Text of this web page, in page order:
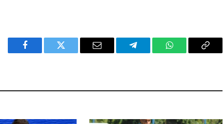
Facebook Twitter Email Telegram WhatsAppCopy